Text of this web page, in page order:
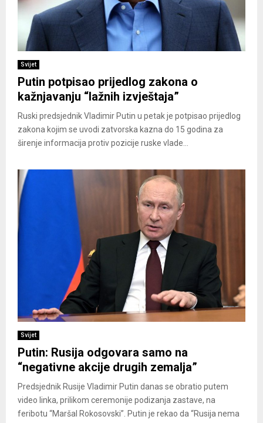
Svijet
Putin potpisao prijedlog zakona o
kažnjavanju “lažnih izvještaja”
Ruski predsjednik Vladimir Putin u petak je potpisao prijedlog
zakona kojim se uvodi zatvorska kazna do 15 godina za
širenje informacija protiv pozicije ruske vlade...
Svijet
Putin: Rusija odgovara samo na
“negativne akcije drugih zemalja”
Predsjednik Rusije Vladimir Putin danas se obratio putem
video linka, prilikom ceremonije podizanja zastave, na
feribotu “Maršal Rokosovski”. Putin je rekao da “Rusija nema